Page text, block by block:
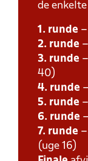
de
1. runde
2. runde
3. runde
40)
4. runde
5. runde
6. runde
7. runde
(uge 16)